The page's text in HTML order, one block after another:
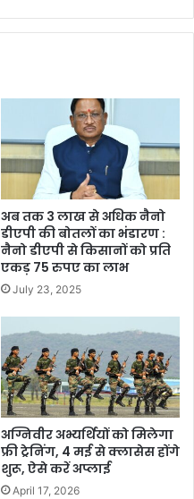
अब तक 3 लाख से अधिक नैनो
डीएपी की बोतलों का भंडारण :
नैनो डीएपी से किसानों को प्रति
एकड़ 75 रुपए का लाभ
July 23, 2025
अग्निवीर अभ्यर्थियों को मिलेगा
फ्री ट्रेनिंग, 4 मई से क्लासेस होंगे
शुरू, ऐसे करें अप्लाई
April 17, 2026